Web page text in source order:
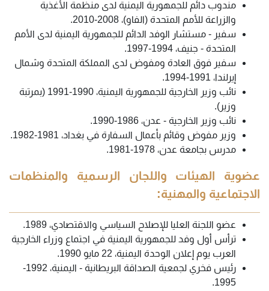
مندوب دائم للجمهورية اليمنية لدى منظمة الأغذية
والزراعة للأمم المتحدة (الفاو)، 2008-2010.
سفير - مستشار الوفد الدائم للجمهورية اليمنية لدى الأمم
المتحدة - جنيف، 1994-1997.
سفير فوق العادة ومفوض لدى المملكة المتحدة وشمال
إيرلندا، 1991-1994.
نائب وزير الخارجية للجمهورية اليمنية، 1990-1991 (بمرتبة
وزير).
نائب وزير الخارجية - عدن، 1986-1990.
وزير مفوض وقائم بأعمال السفارة في بغداد، 1981-1982.
مدرس بجامعة عدن، 1978-1981.
عضوية الهيئات واللجان الرسمية والمنظمات
الاجتماعية والمهنية:
عضو اللجنة العليا للإصلاح السياسي والاقتصادي، 1989.
ترأس أول وفد للجمهورية اليمنية في اجتماع وزراء الخارجية
العرب يوم إعلان الوحدة اليمنية، 22 مايو 1990.
رئيس فخري لجمعية الصداقة البريطانية - اليمنية، 1992-
1995.